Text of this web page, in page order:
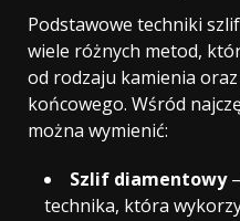
Podstawowe techniki
wiele różnych metod,
od rodzaju kamienia
końcowego. Wśród
można wymienić:
Szlif diamentowy
technika, która